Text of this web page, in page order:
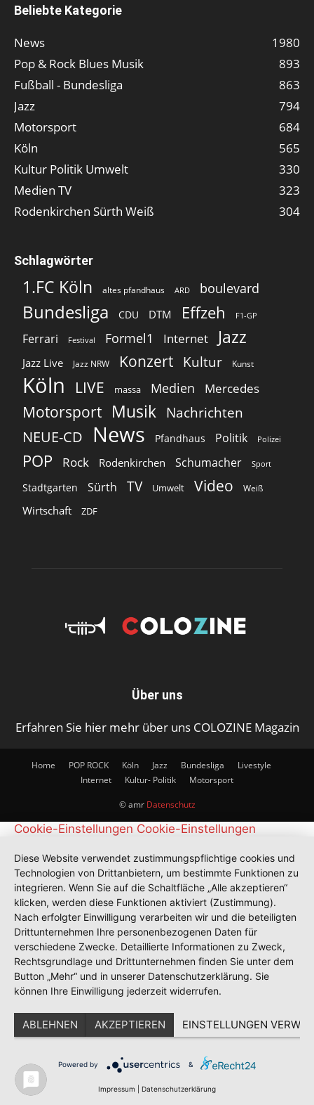
Beliebte Kategorie
News
1980
Pop & Rock Blues Musik
893
Fußball - Bundesliga
863
Jazz
794
Motorsport
684
Köln
565
Kultur Politik Umwelt
330
Medien TV
323
Rodenkirchen Sürth Weiß
304
Schlagwörter
1.FC Köln altes pfandhaus ARD boulevard
Bundesliga CDU DTM Effzeh F1-GP
Ferrari Festival Formel1 Internet Jazz
Jazz Live Jazz NRW Konzert Kultur Kunst
Köln LIVE massa Medien Mercedes
Motorsport Musik Nachrichten
NEUE-CD
News Pfandhaus Politik Polizei
POP Rock Rodenkirchen Schumacher Sport
Stadtgarten Sürth TV Umwelt Video Weiß
Wirtschaft ZDF
Über uns
Erfahren Sie hier mehr über uns COLOZINE Magazin
Home POP ROCK Köln Jazz Bundesliga
Livestyle
Internet
Kultur- Politik Motorsport
© amr Datenschutz
Cookie-Einstellungen Cookie-Einstellungen
Diese Website verwendet zustimmungspflichtige cookies und
Technologien von Drittanbietern, um bestimmte Funktionen zu
integrieren. Wenn Sie auf die Schaltfläche „Alle akzeptieren“
klicken, werden diese Funktionen aktiviert (Zustimmung).
Nach erfolgter Einwilligung verarbeiten wir und die beteiligten
Drittunternehmen Ihre personenbezogenen Daten für
verschiedene Zwecke. Detaillierte Informationen zu Zweck,
Rechtsgrundlage und Drittunternehmen finden Sie unter dem
Button „Mehr“ und in unserer Datenschutzerklärung. Sie
können Ihre Einwilligung jederzeit widerrufen.
ABLEHNEN AKZEPTIEREN EINSTELLUNGEN
Powered by &
Impressum Datenschutzerklärung